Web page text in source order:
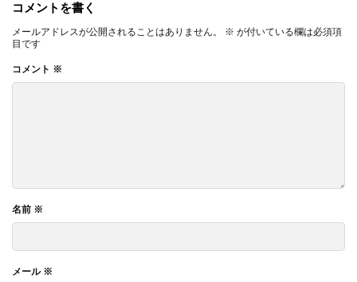
コメントを書く
メールアドレスが公開されることはありません。 ※ が付いている欄は必須項
目です
コメント ※
名前 ※
メール ※